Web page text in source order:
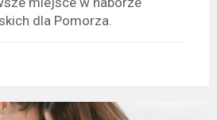
dla Pomorza.